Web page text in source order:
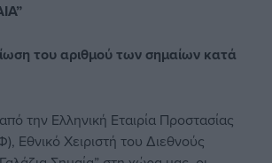
του αριθμού των σημαίων κατά
την Ελληνική Εταιρία Προστασίας
Εθνικό Χειριστή του Διεθνούς